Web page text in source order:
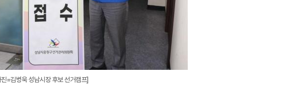
진=김병욱 성남시장 후보 선거캠프]